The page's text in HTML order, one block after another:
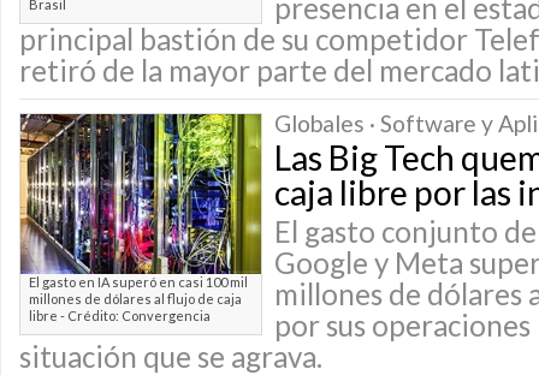
Brasil
presencia en el
principal bastión de su competidor
retiró de la mayor parte del mercado
El gasto en IA superó en casi 100 mil
millones de dólares al flujo de caja
libre - Crédito: Convergencia
Globales · Software y
Las Big Tech
caja libre por las
El gasto conjunto
Google y Meta
millones de dólares
por sus
situación que se agrava.